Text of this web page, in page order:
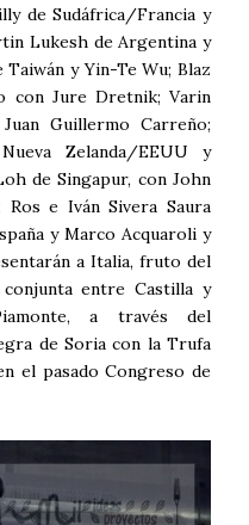
de Sudáfrica/Francia y
Lukesh de Argentina y
y Yin-Te Wu; Blaz
con Jure Dretnik; Varin
Guillermo Carreño;
Zelanda/EEUU y
de Singapur, con John
e Iván Sivera Saura
y Marco Acquaroli y
a Italia, fruto del
entre Castilla y
a través del
de Soria con la Trufa
el pasado Congreso de